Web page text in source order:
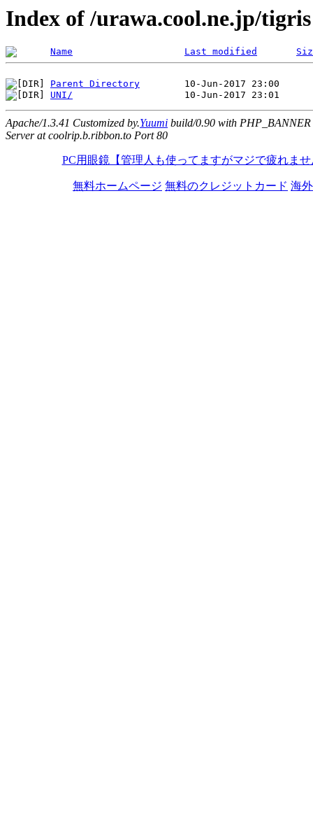
Index of /urawa.cool.ne.jp/tigris
Name Last modified
Parent Directory
UNI/
Apache/1.3.41 Customized by.Yuumi build/0.90 with PHP_BANNER
Server at coolrip.b.ribbon.to Port 80
PC用眼鏡【管理人も使ってますがマジで疲れませ
無料ホームページ 無料のクレジットカード 海